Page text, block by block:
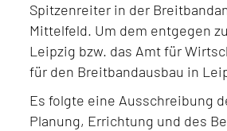
Spitzenreiter in der
Mittelfeld. Um dem entgegen
Leipzig bzw. das Amt für
für den Breitbandausbau in
Es folgte eine Ausschreibung
Planung, Errichtung und des